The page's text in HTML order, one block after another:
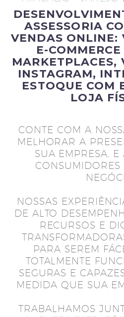
ASSESSORIA
VENDAS ONLINE:
E-
MARKETPLACES,
INSTAGRAM,
ESTOQUE COM
LOJA
CONTE COM A
MELHORAR A
SUA EMPRESA, E
CONSUMIDORES
NOSSAS
DE ALTO
RECURSOS E
PARA SEREM
TOTALMENTE
SEGURAS E
MEDIDA QUE SUA
TRABALHAMOS